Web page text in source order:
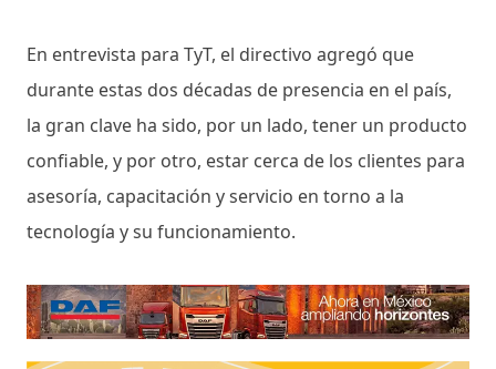
En entrevista para TyT, el directivo agregó que
durante estas dos décadas de presencia en el país,
la gran clave ha sido, por un lado, tener un producto
confiable, y por otro, estar cerca de los clientes para
asesoría, capacitación y servicio en torno a la
tecnología y su funcionamiento.